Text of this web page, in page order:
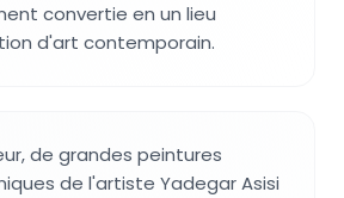
convertie en un lieu
d'art contemporain.
de grandes peintures
de l'artiste Yadegar Asisi